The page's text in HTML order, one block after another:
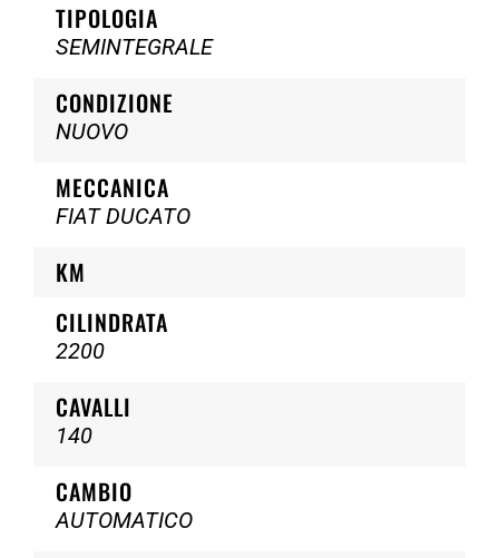
TIPOLOGIA
SEMINTEGRALE
CONDIZIONE
NUOVO
MECCANICA
FIAT DUCATO
KM
CILINDRATA
2200
CAVALLI
140
CAMBIO
AUTOMATICO